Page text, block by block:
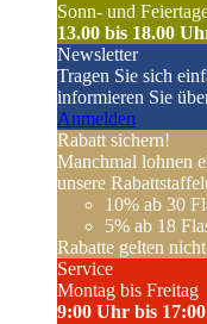
Sonn- und
13.00 bis 18.00
Newsletter
Tragen Sie sich
informieren Sie
Anmelden
Rabatt sichern!
Manchmal lohnen
unsere
10% ab 30
5% ab 18
Rabatte gelten
Service
Montag bis Freitag
9:00 Uhr bis